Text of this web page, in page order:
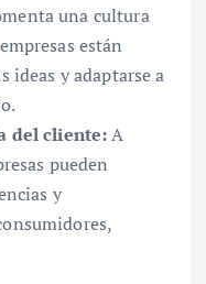
una cultura
están
ideas y adaptarse a
del cliente:A
pueden
y